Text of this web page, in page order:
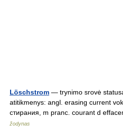
Löschstrom — trynimo srovė
atitikmenys: angl. erasing current
стирания, m pranc. courant d
žodynas